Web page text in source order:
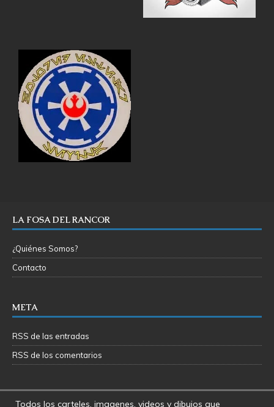
LA FOSA DEL RANCOR
¿Quiénes Somos?
Contacto
META
RSS de las entradas
RSS de los comentarios
Todos los carteles, imagenes, videos y dibujos que